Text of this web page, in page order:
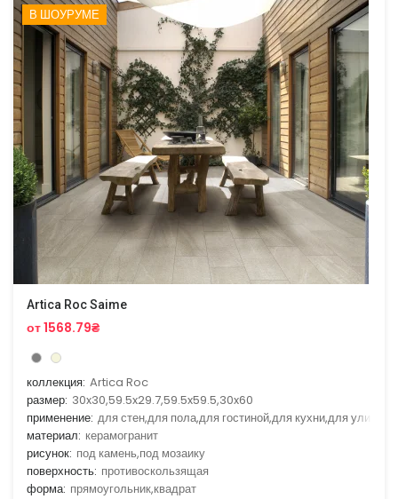
В ШОУРУМЕ
Artica Roc Saime
от 1568.79₴
коллекция: Artica Roc
размер: 30x30,59.5x29.7,59.5x59.5,30x60
применение: для стен,для пола,для гостиной,для кухни,для улицы
материал: керамогранит
рисунок: под камень,под мозаику
поверхность: противоскользящая
форма: прямоугольник,квадрат